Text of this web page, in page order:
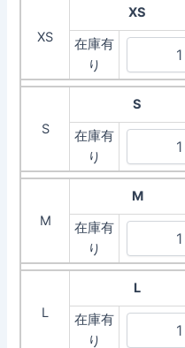
XS
XS
在庫有
り
S
S
在庫有
り
M
M
在庫有
り
L
L
在庫有
り